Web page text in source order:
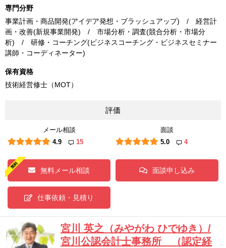
専門分野
事業計画・商品開発(アイデア発想・ブラッシュアップ) / 経営計
画・改善(新規事業開発) / 市場分析・調査(競合分析・市場分
析) / 研修・コーチング(ビジネスコーチング・ビジネスセミナー
講師・コーディネーター)
保有資格
技術経営修士（MOT）
評価
メール相談
4.9
15
面談
5.0
4
無料メール相談 面談申し込み
仕事依頼・見積り
宮川 英之（みやがわ ひでゆき）/
宮川公認会計士事務所 （認定経